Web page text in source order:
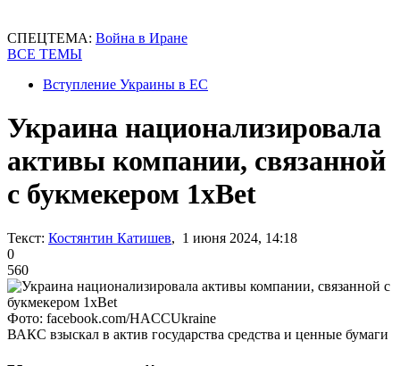
СПЕЦТЕМА: Война в Иране
ВСЕ ТЕМЫ
Вступление Украины в ЕС
Украина национализировала
активы компании, связанной
с букмекером 1xBet
Текст: Костянтин Катишев, 1 июня 2024, 14:18
0
560
Фото: facebook.com/HACCUkraine
ВАКС взыскал в актив государства средства и ценные бумаги